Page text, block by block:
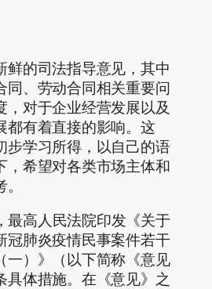
鲜的司法指导意见，其中
同、劳动合同相关重要问
，对于企业经营发展以及
都有着直接的影响。这
步学习所得，以自己的语
，希望对各类市场主体和
最高人民法院印发《关于
冠肺炎疫情民事案件若干
一）》（以下简称《意见
具体措施。在《意见》之